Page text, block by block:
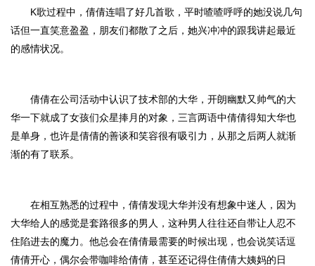
K歌过程中，倩倩连唱了好几首歌，平时喳喳呼呼的她没说几句
话但一直笑意盈盈，朋友们都散了之后，她兴冲冲的跟我讲起最近
的感情状况。
倩倩在公司活动中认识了技术部的大华，开朗幽默又帅气的大
华一下就成了女孩们众星捧月的对象，三言两语中倩倩得知大华也
是单身，也许是倩倩的善谈和笑容很有吸引力，从那之后两人就渐
渐的有了联系。
在相互熟悉的过程中，倩倩发现大华并没有想象中迷人，因为
大华给人的感觉是套路很多的男人，这种男人往往还自带让人忍不
住陷进去的魔力。他总会在倩倩最需要的时候出现，也会说笑话逗
倩倩开心，偶尔会带咖啡给倩倩，甚至还记得住倩倩大姨妈的日